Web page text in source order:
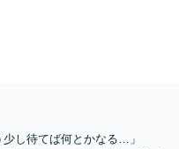
少し待てば何とかなる…」